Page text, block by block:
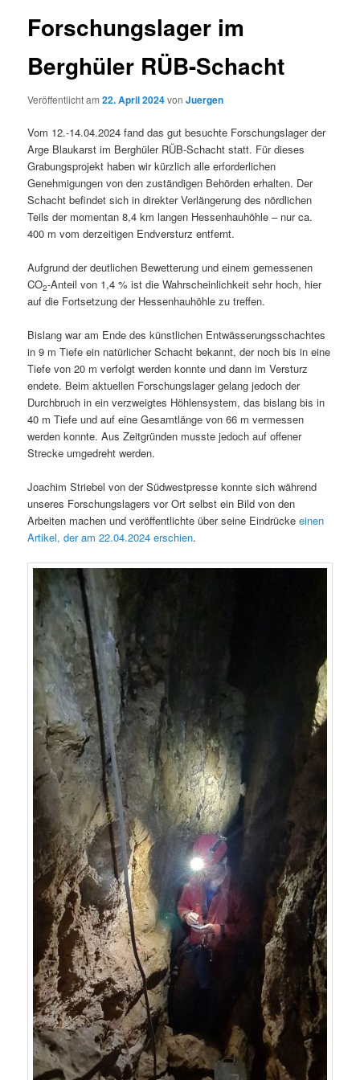
Forschungslager im
Berghüler RÜB-Schacht
Veröffentlicht am22. April 2024vonJuergen
Vom 12.-14.04.2024 fand das gut besuchte Forschungslager der
Arge Blaukarst im Berghüler RÜB-Schacht statt. Für dieses
Grabungsprojekt haben wir kürzlich alle erforderlichen
Genehmigungen von den zuständigen Behörden erhalten. Der
Schacht befindet sich in direkter Verlängerung des nördlichen
Teils der momentan 8,4 km langen Hessenhauhöhle – nur ca.
400 m vom derzeitigen Endversturz entfernt.
Aufgrund der deutlichen Bewetterung und einem gemessenen
CO2-Anteil von 1,4 % ist die Wahrscheinlichkeit sehr hoch, hier
auf die Fortsetzung der Hessenhauhöhle zu treffen.
Bislang war am Ende des künstlichen Entwässerungsschachtes
in 9 m Tiefe ein natürlicher Schacht bekannt, der noch bis in eine
Tiefe von 20 m verfolgt werden konnte und dann im Versturz
endete. Beim aktuellen Forschungslager gelang jedoch der
Durchbruch in ein verzweigtes Höhlensystem, das bislang bis in
40 m Tiefe und auf eine Gesamtlänge von 66 m vermessen
werden konnte. Aus Zeitgründen musste jedoch auf offener
Strecke umgedreht werden.
Joachim Striebel von der Südwestpresse konnte sich während
unseres Forschungslagers vor Ort selbst ein Bild von den
Arbeiten machen und veröffentlichte über seine Eindrückeeinen
Artikel, der am 22.04.2024 erschien.